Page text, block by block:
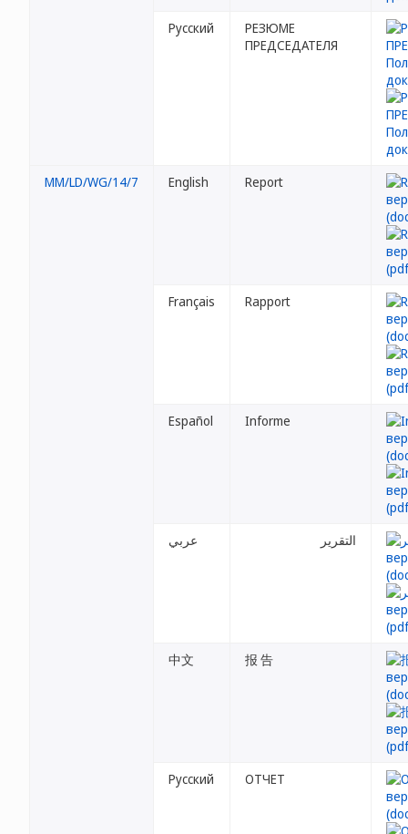
Русский
РЕЗЮМЕ
ПРЕДСЕДАТЕЛЯ
MM/LD/WG/14/7 English Report
Français Rapport
Español Informe
عربي التقرير
中文 报 告
Русский ОТЧЕТ